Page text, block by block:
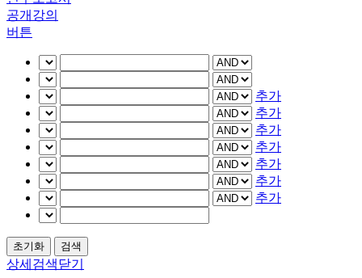
공개강의
버튼
추가
추가
추가
추가
추가
추가
추가
상세검색닫기